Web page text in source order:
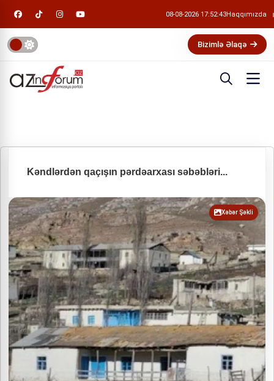
08-08-2026 17:52:44Haqqımızda
Bizimlə Əlaqə
Kəndlərdən qaçışın pərdəarxası səbəbləri...
Xəbər Şəkli